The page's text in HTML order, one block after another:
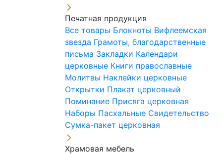
Печатная продукция
Все товары Блокноты Вифлеемская
звезда Грамоты, благодарственные
письма Закладки Календари
церковные Книги православные
Молитвы Наклейки церковные
Открытки Плакат церковный
Поминание Присяга церковная
Наборы Пасхальные Свидетельство
Сумка-пакет церковная
Храмовая мебель